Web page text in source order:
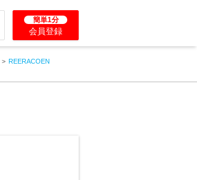
簡単1分
会員登録
REERACOEN